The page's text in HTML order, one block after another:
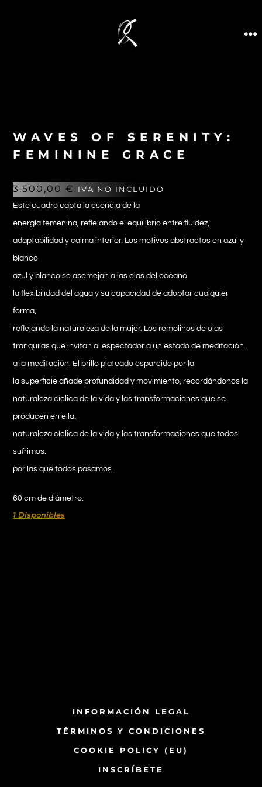
WAVES OF SERENITY:
FEMININE GRACE
3.500,00€ IVA NO INCLUIDO
Este cuadro capta la esencia de la
energía femenina, reflejando el equilibrio entre fluidez,
adaptabilidad y calma interior. Los motivos abstractos en azul y
blanco
azul y blanco se asemejan a las olas del océano
la flexibilidad del agua y su capacidad de adoptar cualquier
forma,
reflejando la naturaleza de la mujer. Los remolinos de olas
tranquilas que invitan al espectador a un estado de meditación.
a la meditación. El brillo plateado esparcido por la
la superficie añade profundidad y movimiento, recordándonos la
naturaleza cíclica de la vida y las transformaciones que se
producen en ella.
naturaleza cíclica de la vida y las transformaciones que todos
sufrimos.
por las que todos pasamos.
60 cm de diámetro.
1 Disponibles
INFORMACIÓN LEGAL
TÉRMINOS Y CONDICIONES
COOKIE POLICY (EU)
INSCRÍBETE​